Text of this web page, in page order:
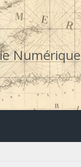
Numérique